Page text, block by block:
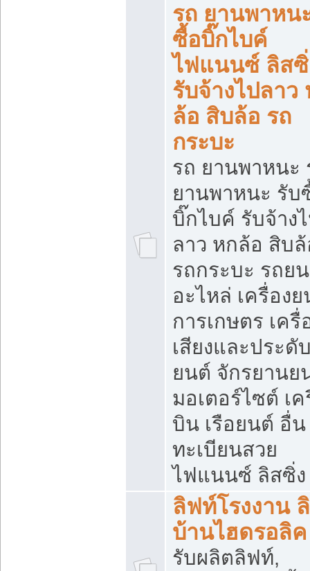
รถ ยานพาหน
ซื้อบิ๊กไบค์
ไฟแนนซ์ ลิส
รับจ้างไปลาว
ล้อ สิบล้อ รถ
กระบะ
รถ ยานพาหนะ
ยานพาหนะ รับ
บิ๊กไบค์ รับจ้าง
ลาว หกล้อ สิบ
รถกระบะ รถย
อะไหล่ เครื่อง
การเกษตร เครื่
เสียงและประดั
ยนต์ จักรยานย
มอเตอร์ไซต์ เค
บิน เรือยนต์ อื่น
ทะเบียนสวย
ไฟแนนซ์ ลิสซิ่ง
ลิฟท์โรงงาน
บ้านไฮดรอลิค
รับผลิตลิฟท์,